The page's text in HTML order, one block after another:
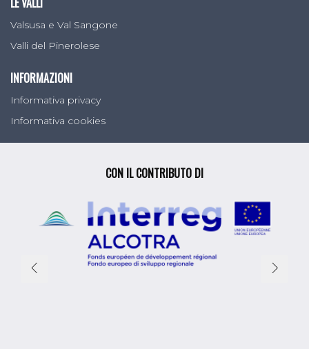
Valsusa e Val Sangone
Valli del Pinerolese
INFORMAZIONI
Informativa privacy
Informativa cookies
CON IL CONTRIBUTO DI